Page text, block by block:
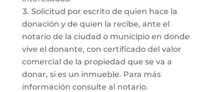
Solicitud por escrito de quien hace la
donación y de quien la recibe, ante el
notario de la ciudad o municipio en donde
vive el donante, con certificado del valor
comercial de la propiedad que se va a
donar, si es un inmueble. Para más
información consulte al notario.